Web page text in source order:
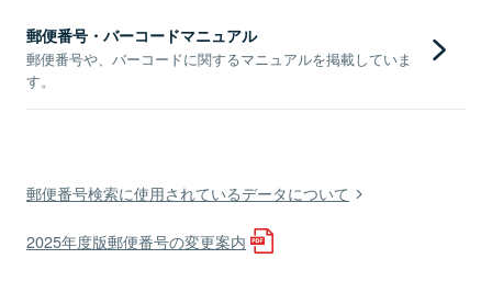
郵便番号・バーコードマニュアル
郵便番号や、バーコードに関するマニュアルを掲載していま
す。
郵便番号検索に使用されているデータについて
2025年度版郵便番号の変更案内